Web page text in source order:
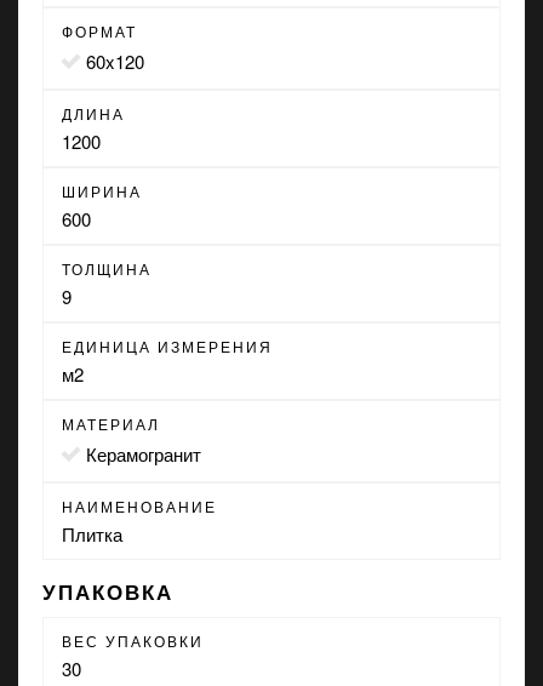
ФОРМАТ
60x120
ДЛИНА
1200
ШИРИНА
600
ТОЛЩИНА
9
ЕДИНИЦА ИЗМЕРЕНИЯ
м2
МАТЕРИАЛ
Керамогранит
НАИМЕНОВАНИЕ
Плитка
УПАКОВКА
ВЕС УПАКОВКИ
30